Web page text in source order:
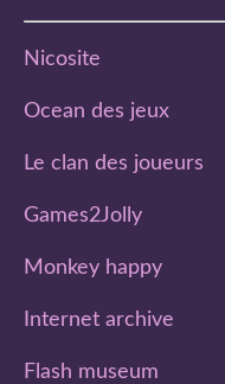
Nicosite
Ocean des jeux
Le clan des joueurs
Games2Jolly
Monkey happy
Internet archive
Flash museum